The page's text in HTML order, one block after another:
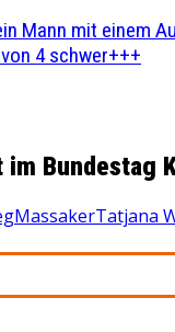
Mann mit einem
4 schwer+++
Bundestag
MassakerTatjana